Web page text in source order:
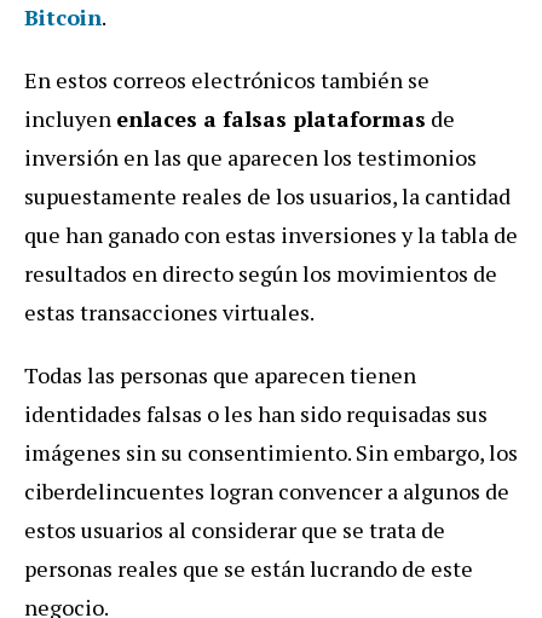
Bitcoin.
En estos correos electrónicos también se
incluyen enlaces a falsas plataformas de
inversión en las que aparecen los testimonios
supuestamente reales de los usuarios, la cantidad
que han ganado con estas inversiones y la tabla de
resultados en directo según los movimientos de
estas transacciones virtuales.
Todas las personas que aparecen tienen
identidades falsas o les han sido requisadas sus
imágenes sin su consentimiento. Sin embargo, los
ciberdelincuentes logran convencer a algunos de
estos usuarios al considerar que se trata de
personas reales que se están lucrando de este
negocio.